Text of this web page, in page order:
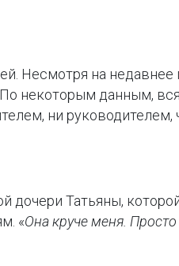
Несмотря на
По некоторым данным,
ни руководителем,
дочери Татьяны,
«Она круче меня.